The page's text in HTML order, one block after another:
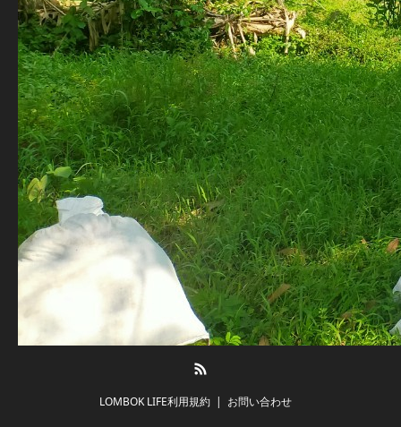
LOMBOK LIFE利用規約 お問い合わせ